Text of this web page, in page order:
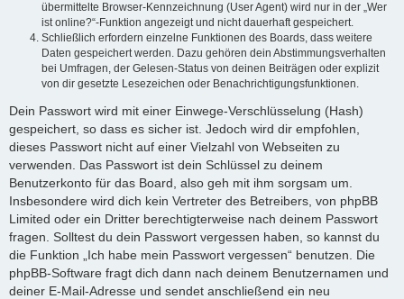
übermittelte Browser-Kennzeichnung (User Agent) wird nur in der „Wer
ist online?“-Funktion angezeigt und nicht dauerhaft gespeichert.
Schließlich erfordern einzelne Funktionen des Boards, dass weitere
Daten gespeichert werden. Dazu gehören dein Abstimmungsverhalten
bei Umfragen, der Gelesen-Status von deinen Beiträgen oder explizit
von dir gesetzte Lesezeichen oder Benachrichtigungsfunktionen.
Dein Passwort wird mit einer Einwege-Verschlüsselung (Hash)
gespeichert, so dass es sicher ist. Jedoch wird dir empfohlen,
dieses Passwort nicht auf einer Vielzahl von Webseiten zu
verwenden. Das Passwort ist dein Schlüssel zu deinem
Benutzerkonto für das Board, also geh mit ihm sorgsam um.
Insbesondere wird dich kein Vertreter des Betreibers, von phpBB
Limited oder ein Dritter berechtigterweise nach deinem Passwort
fragen. Solltest du dein Passwort vergessen haben, so kannst du
die Funktion „Ich habe mein Passwort vergessen“ benutzen. Die
phpBB-Software fragt dich dann nach deinem Benutzernamen und
deiner E-Mail-Adresse und sendet anschließend ein neu